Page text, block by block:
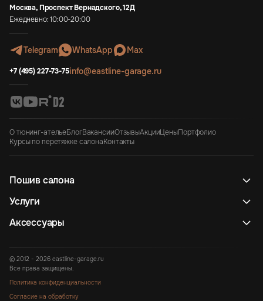
Москва, Проспект Вернадского, 12Д
Ежедневно: 10:00-20:00
Telegram WhatsApp Max
+7 (495) 227-73-75info@eastline-garage.ru
О тюнинг-ательеБлогВакансииОтзывыАкцииЦеныПортфолио
Курсы по перетяжке салонаКонтакты
Пошив салона
Услуги
Аксессуары
© 2012 - 2026 eastline-garage.ru
Все права защищены.
Политика конфиденциальности
Согласие на обработку